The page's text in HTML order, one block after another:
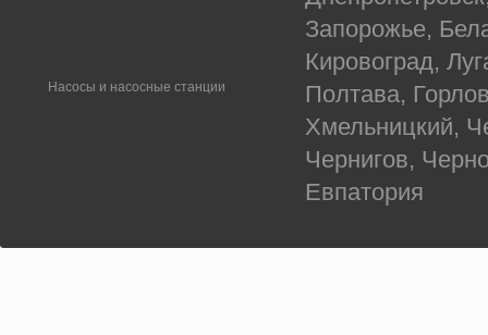
Насосы и насосные станции
Запорожье,
Кировоград,
Полтава,
Хмельницкий,
Чернигов,
Евпатория